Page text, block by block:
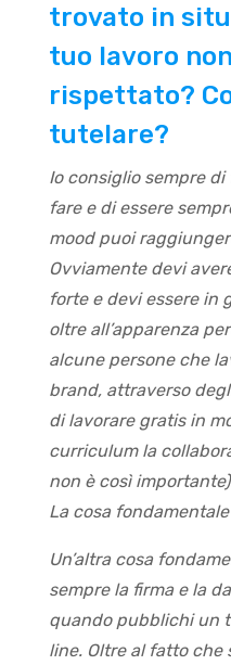
trovato in
tuo lavoro
rispettato?
tutelare?
Io consiglio sempre
fare e di essere
mood puoi
Ovviamente devi
forte e devi essere in
oltre all’apparenza
alcune persone che
brand, attraverso
di lavorare gratis in
curriculum la
non è così
La cosa
Un’altra cosa
sempre la firma e la
quando pubblichi un
line. Oltre al fatto che